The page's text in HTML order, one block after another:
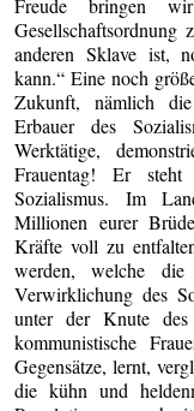
Freude bringen
anderen Sklave ist,
kann.“ Eine noch
Zukunft, nämlich
Erbauer des
Werktätige,
Frauentag! Er
Sozialismus. Im
Millionen eurer
Kräfte voll zu
werden, welche
Verwirklichung des
unter der Knute des
kommunistische
Gegensätze, lernt,
die kühn und